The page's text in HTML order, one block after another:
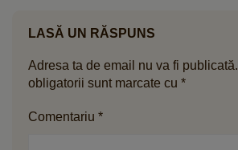
LASĂ UN RĂSPUNS
Adresa ta de email nu va fi publicată.
obligatorii sunt marcate cu *
Comentariu *